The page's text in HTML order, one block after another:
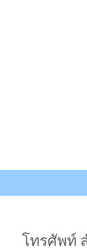
โทรศัพท์